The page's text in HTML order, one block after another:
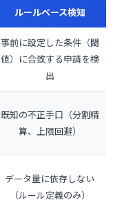
ルールベース検知
事前に設定した条件（閾
値）に合致する申請を検
出
既知の不正手口（分割精
算、上限回避）
データ量に依存しない
（ルール定義のみ）